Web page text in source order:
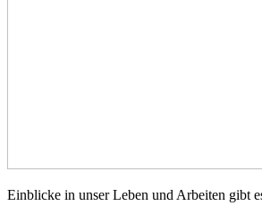
Einblicke in unser Leben und Arbeiten gibt